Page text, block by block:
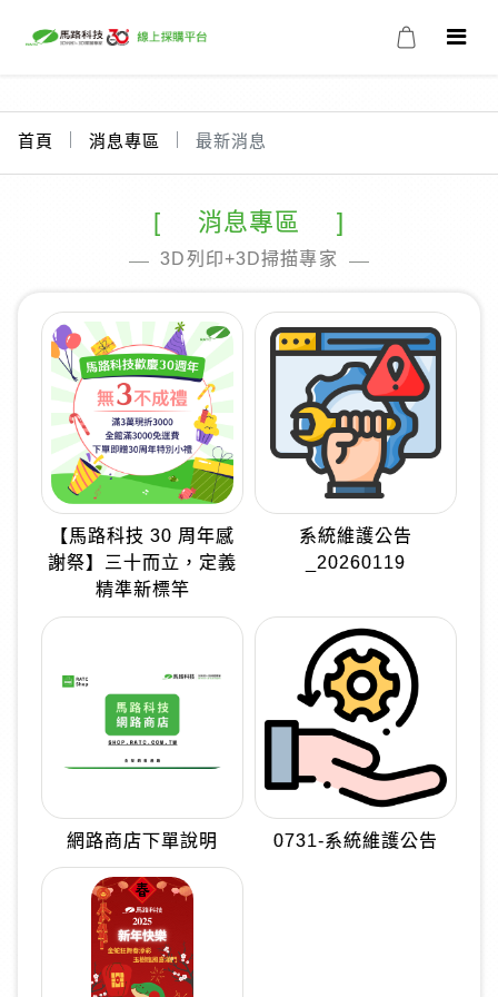
首頁 消息專區 最新消息
消息專區
3D列印+3D掃描專家
【馬路科技 30 周年感
謝祭】三十而立，定義
精準新標竿
系統維護公告
_20260119
網路商店下單說明 0731-系統維護公告